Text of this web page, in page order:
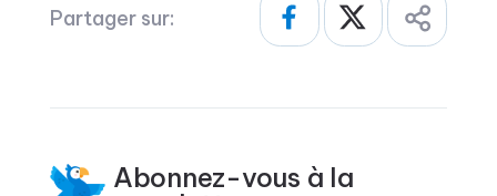
Partager sur:
Abonnez-vous à la